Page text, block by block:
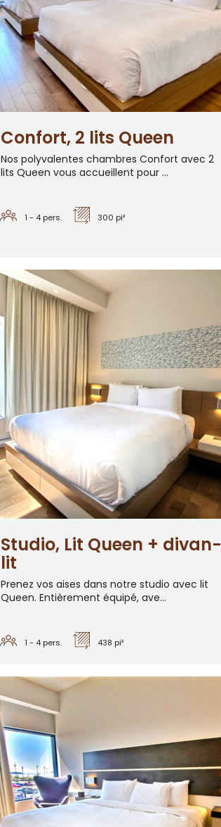
Confort, 2 lits Queen
Nos polyvalentes chambres Confort avec 2
lits Queen vous accueillent pour ...
1 - 4 pers. 300 pi²
Studio, Lit Queen + divan-
lit
Prenez vos aises dans notre studio avec lit
Queen. Entièrement équipé, ave...
1 - 4 pers. 438 pi²